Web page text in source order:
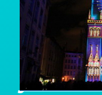
terme
pour
jeune